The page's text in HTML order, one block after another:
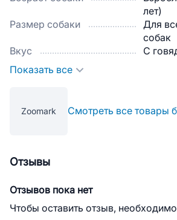
лет)
Размер собаки
Для
собак
Вкус
С
Показать все
Zoomark Смотреть все товары
Отзывы
Отзывов пока нет
Чтобы оставить отзыв,